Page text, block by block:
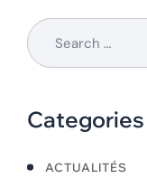
Categories
ACTUALITÉS